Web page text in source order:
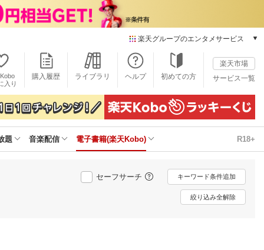
楽天グループのエンタメサービス
本/ゲーム/CD/DVD
楽天ブックス
電子書籍
楽天Kobo
雑誌読み放題
楽天ミュージック
動画配信
楽天TV
動画配信ガイド
入り
購入履歴 ライブラリ ヘルプ 初めての方
楽天市場
サービス一覧
題 音楽配信 電子書籍(楽天Kobo) R18+
セーフサーチ キーワード条件追加
絞り込み全解除